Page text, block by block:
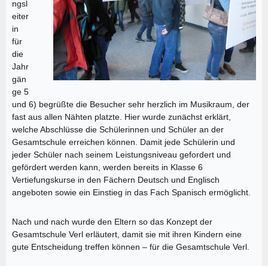
ngsl
eiter
in
für
die
Jahr
gän
ge 5
und 6) begrüßte die Besucher sehr herzlich im Musikraum, der
fast aus allen Nähten platzte. Hier wurde zunächst erklärt,
welche Abschlüsse die Schülerinnen und Schüler an der
Gesamtschule erreichen können. Damit jede Schülerin und
jeder Schüler nach seinem Leistungsniveau gefordert und
gefördert werden kann, werden bereits in Klasse 6
Vertiefungskurse in den Fächern Deutsch und Englisch
angeboten sowie ein Einstieg in das Fach Spanisch ermöglicht.
Nach und nach wurde den Eltern so das Konzept der
Gesamtschule Verl erläutert, damit sie mit ihren Kindern eine
gute Entscheidung treffen können – für die Gesamtschule Verl.